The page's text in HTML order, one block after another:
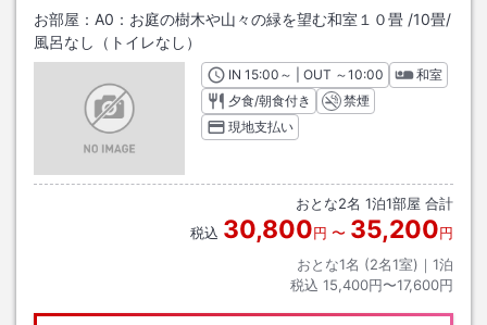
お部屋： A0：お庭の樹木や山々の緑を望む和室１０畳 /10畳/
風呂なし（トイレなし）
INチェックイン
15:00 ～ | OUT チェックアウト
～10:00
和室
夕食/朝食付き
禁煙
現地支払い
おとな2名 1泊1部屋 合計
税込 30,800円 〜 35,200円
おとな1名 (2名1室)｜ 1泊
税込 15,400円〜17,600円